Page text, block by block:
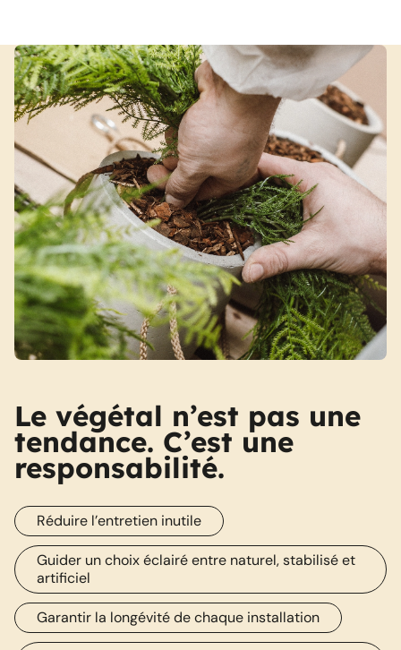
Le végétal n’est pas une
tendance. C’est une
responsabilité.
Réduire l’entretien inutile
Guider un choix éclairé entre naturel, stabilisé et
artificiel
Garantir la longévité de chaque installation